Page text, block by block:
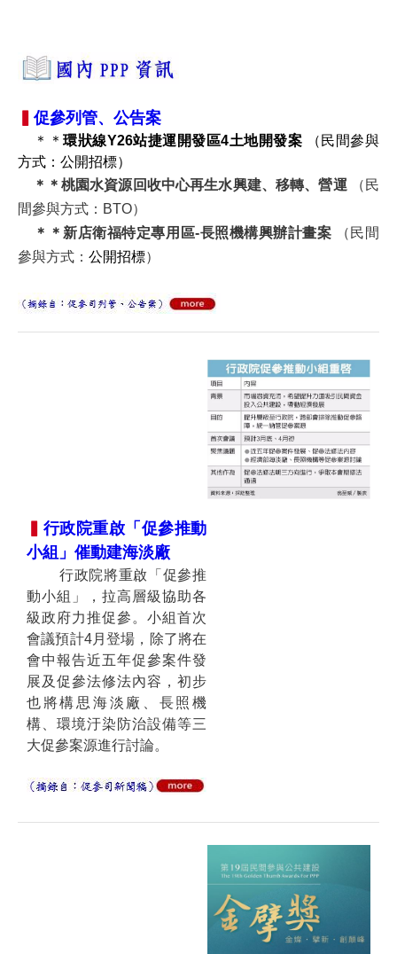
▍促參列管、公告案
＊＊環狀線Y26站捷運開發區4土地開發案 （民間參與
方式：公開招標）
＊＊桃園水資源回收中心再生水興建、移轉、營運
（民
間參與方式：BTO）
＊＊新店衛福特定專用區-長照機構興辦計畫案
（民間
參與方式： 公開招標）
行政院重啟「促參推動
小組」催動建海淡廠
行政院將重啟「促參推
動小組」，拉高層級協助各
級政府力推促參。小組首次
會議預計4月登場，除了將在
會中報告近五年促參案件發
展及促參法修法內容，初步
也將構思海淡廠、長照機
構、環境汙染防治設備等三
大促參案源進行討論。